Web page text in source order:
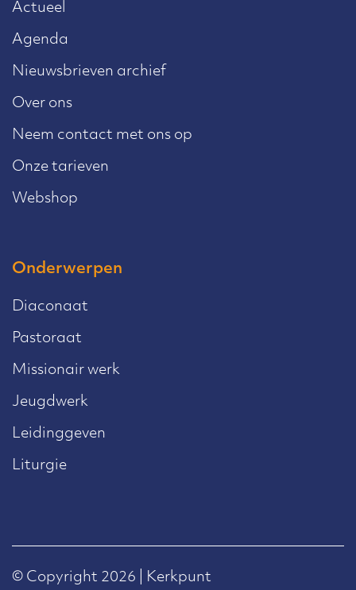
Actueel
Agenda
Nieuwsbrieven archief
Over ons
Neem contact met ons op
Onze tarieven
Webshop
Onderwerpen
Diaconaat
Pastoraat
Missionair werk
Jeugdwerk
Leidinggeven
Liturgie
© Copyright 2026 | Kerkpunt